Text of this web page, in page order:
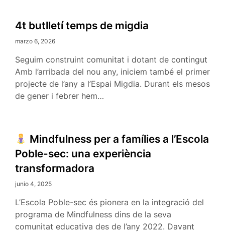
4t butlletí temps de migdia
marzo 6, 2026
Seguim construint comunitat i dotant de contingut
Amb l’arribada del nou any, iniciem també el primer
projecte de l’any a l’Espai Migdia. Durant els mesos
de gener i febrer hem…
Mindfulness per a famílies a l’Escola
Poble-sec: una experiència
transformadora
junio 4, 2025
L’Escola Poble-sec és pionera en la integració del
programa de Mindfulness dins de la seva
comunitat educativa des de l’any 2022. Davant